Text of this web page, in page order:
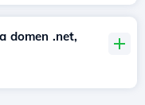
domen .net,